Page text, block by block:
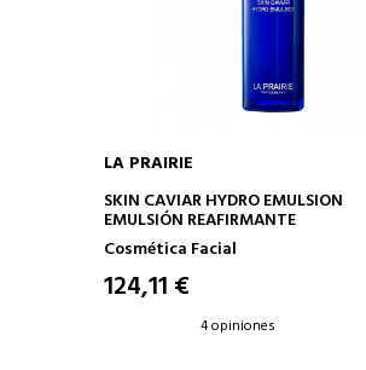
AÑADIR A LA CESTA
LA PRAIRIE
SKIN CAVIAR HYDRO EMULSION
EMULSIÓN REAFIRMANTE
Cosmética Facial
124,11 €
4 opiniones